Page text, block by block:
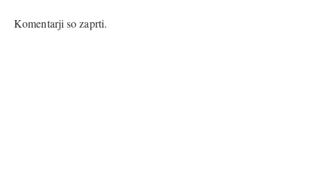
Komentarji so zaprti.